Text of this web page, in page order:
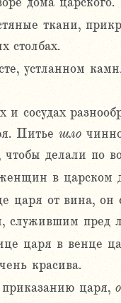
дома царского.
ткани,
столбах.
устланном
и сосудах
Питье шло
делали по
в царском
царя от вина,
пред
царя в венце
красива.
царя,